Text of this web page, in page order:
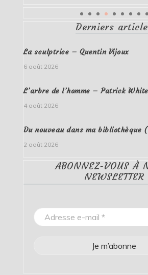
Derniers
La sculptrice – Quentin Vijoux
6 août 2026
L’arbre de l’homme – Patrick White
4 août 2026
Du nouveau dans ma bibliothèque
2 août 2026
ABONNEZ-VOUS À
NEWSLETTER